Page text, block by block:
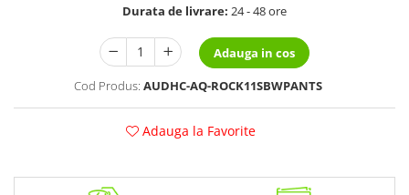
Durata de livrare: 24 - 48 ore
Adauga in cos
Cod Produs: AUDHC-AQ-ROCK11SBWPANTS
Adauga la Favorite